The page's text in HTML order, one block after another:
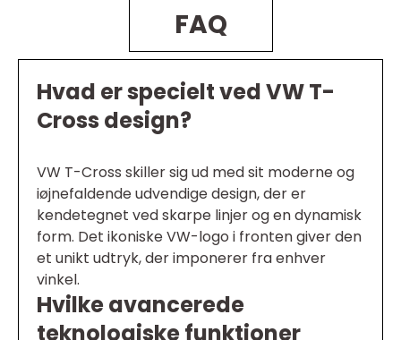
FAQ
Hvad er specielt ved VW T-
Cross design?
VW T-Cross skiller sig ud med sit moderne og
iøjnefaldende udvendige design, der er
kendetegnet ved skarpe linjer og en dynamisk
form. Det ikoniske VW-logo i fronten giver den
et unikt udtryk, der imponerer fra enhver
vinkel.
Hvilke avancerede
teknologiske funktioner